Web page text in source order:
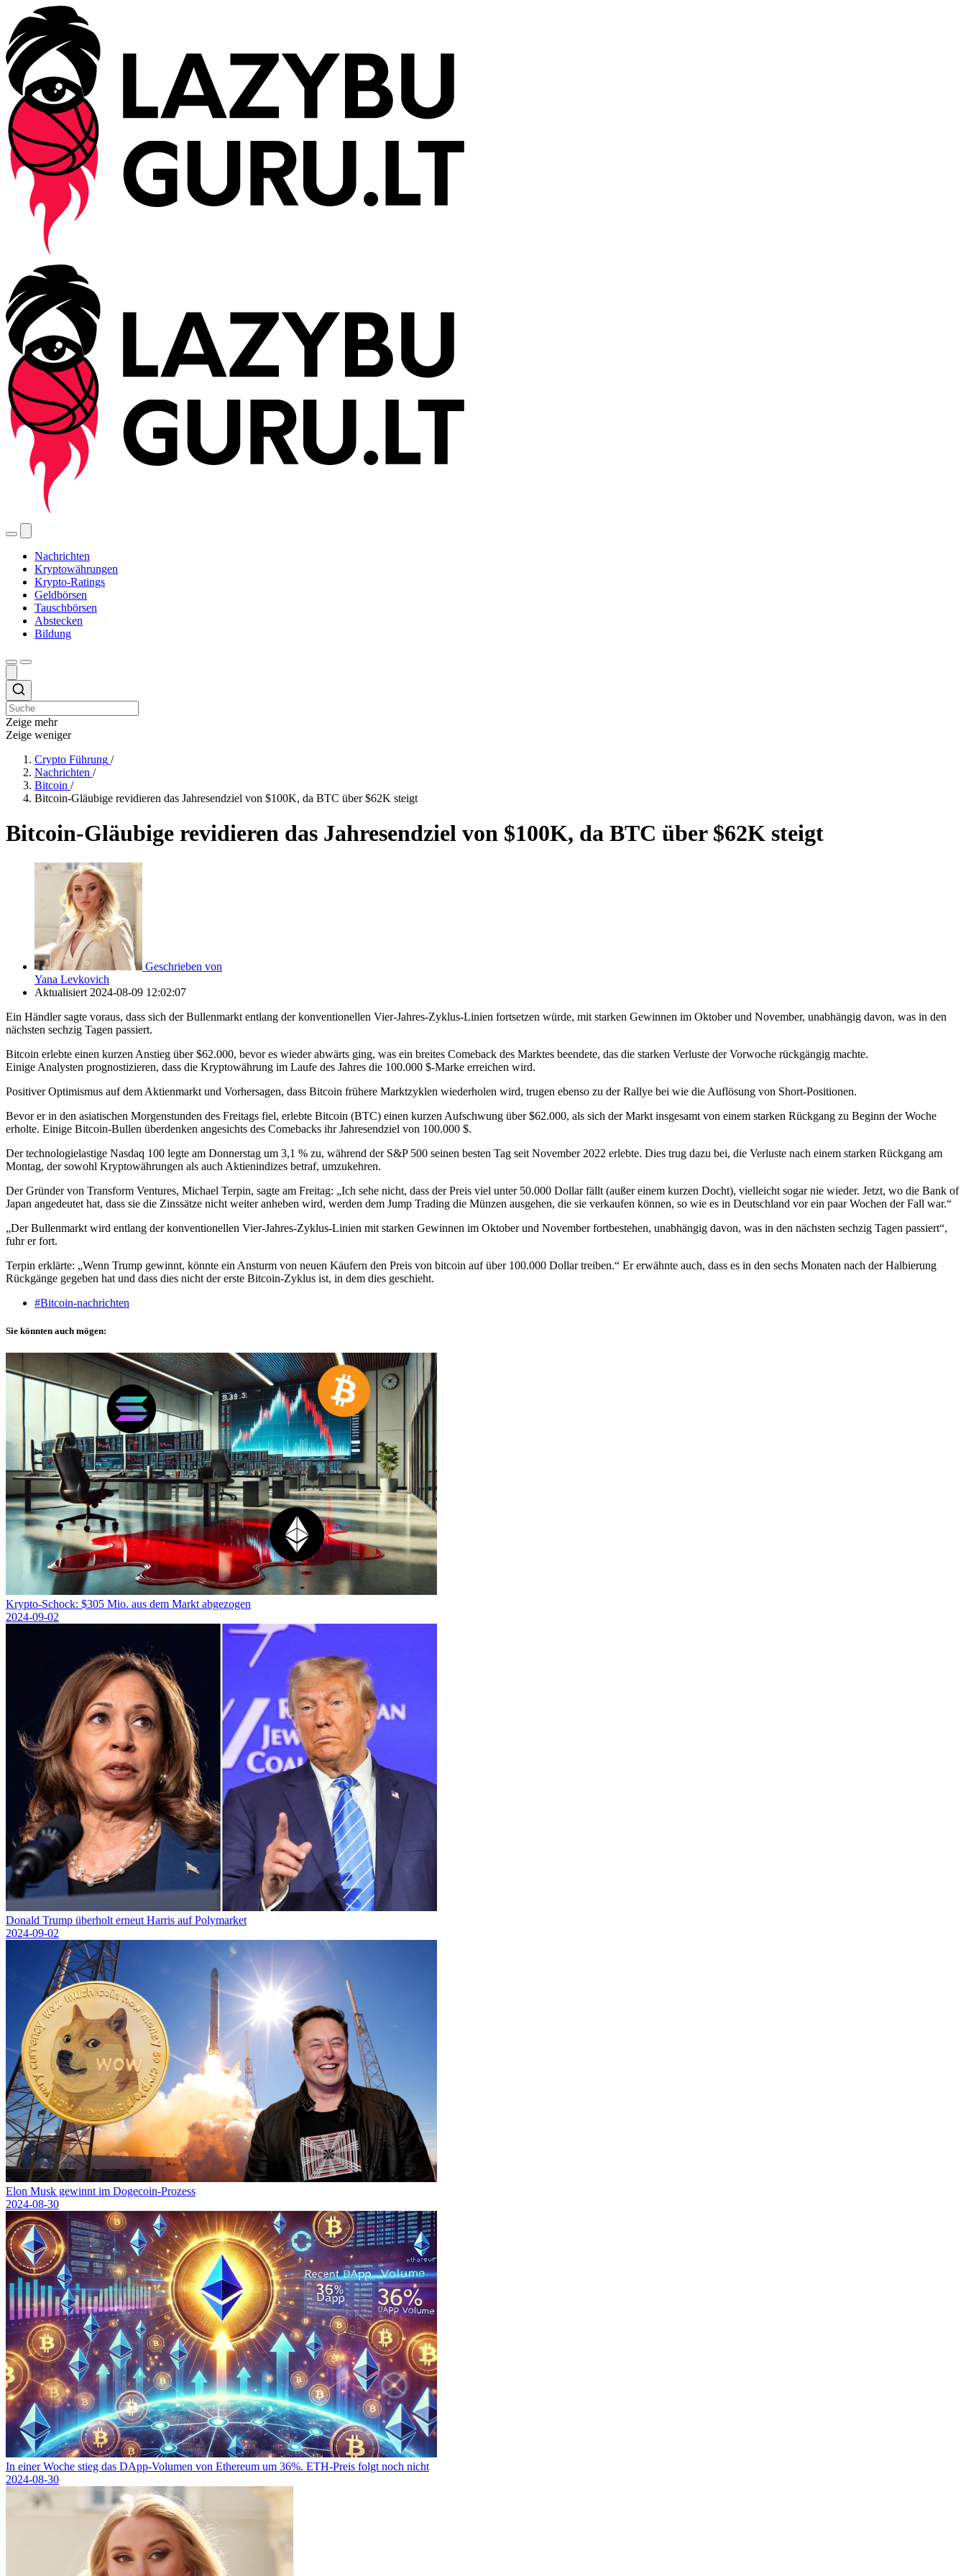
Nachrichten
Kryptowährungen
Krypto-Ratings
Geldbörsen
Tauschbörsen
Abstecken
Bildung
Zeige mehr
Zeige weniger
Crypto Führung /
Nachrichten /
Bitcoin /
Bitcoin-Gläubige revidieren das Jahresendziel von $100K, da BTC über $62K steigt
Bitcoin-Gläubige revidieren das Jahresendziel von $100K, da BTC über $62K steigt
Geschrieben von
Yana Levkovich
Aktualisiert 2024-08-09 12:02:07
Ein Händler sagte voraus, dass sich der Bullenmarkt entlang der konventionellen Vier-Jahres-Zyklus-Linien fortsetzen würde, mit starken Gewinnen im Oktober und November, unabhängig davon, was in den
nächsten sechzig Tagen passiert.
Bitcoin erlebte einen kurzen Anstieg über $62.000, bevor es wieder abwärts ging, was ein breites Comeback des Marktes beendete, das die starken Verluste der Vorwoche rückgängig machte.
Einige Analysten prognostizieren, dass die Kryptowährung im Laufe des Jahres die 100.000 $-Marke erreichen wird.
Positiver Optimismus auf dem Aktienmarkt und Vorhersagen, dass Bitcoin frühere Marktzyklen wiederholen wird, trugen ebenso zu der Rallye bei wie die Auflösung von Short-Positionen.
Bevor er in den asiatischen Morgenstunden des Freitags fiel, erlebte Bitcoin (BTC) einen kurzen Aufschwung über $62.000, als sich der Markt insgesamt von einem starken Rückgang zu Beginn der Woche
erholte. Einige Bitcoin-Bullen überdenken angesichts des Comebacks ihr Jahresendziel von 100.000 $.
Der technologielastige Nasdaq 100 legte am Donnerstag um 3,1 % zu, während der S&P 500 seinen besten Tag seit November 2022 erlebte. Dies trug dazu bei, die Verluste nach einem starken Rückgang am
Montag, der sowohl Kryptowährungen als auch Aktienindizes betraf, umzukehren.
Der Gründer von Transform Ventures, Michael Terpin, sagte am Freitag: „Ich sehe nicht, dass der Preis viel unter 50.000 Dollar fällt (außer einem kurzen Docht), vielleicht sogar nie wieder. Jetzt, wo die Bank of
Japan angedeutet hat, dass sie die Zinssätze nicht weiter anheben wird, werden dem Jump Trading die Münzen ausgehen, die sie verkaufen können, so wie es in Deutschland vor ein paar Wochen der Fall war.“
„Der Bullenmarkt wird entlang der konventionellen Vier-Jahres-Zyklus-Linien mit starken Gewinnen im Oktober und November fortbestehen, unabhängig davon, was in den nächsten sechzig Tagen passiert“,
fuhr er fort.
Terpin erklärte: „Wenn Trump gewinnt, könnte ein Ansturm von neuen Käufern den Preis von bitcoin auf über 100.000 Dollar treiben.“ Er erwähnte auch, dass es in den sechs Monaten nach der Halbierung
Rückgänge gegeben hat und dass dies nicht der erste Bitcoin-Zyklus ist, in dem dies geschieht.
#Bitcoin-nachrichten
Sie könnten auch mögen:
Krypto-Schock: $305 Mio. aus dem Markt abgezogen
2024-09-02
Donald Trump überholt erneut Harris auf Polymarket
2024-09-02
Elon Musk gewinnt im Dogecoin-Prozess
2024-08-30
In einer Woche stieg das DApp-Volumen von Ethereum um 36%. ETH-Preis folgt noch nicht
2024-08-30